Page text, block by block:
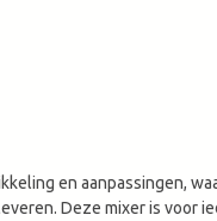
en aanpassingen,
Deze mixer is voor